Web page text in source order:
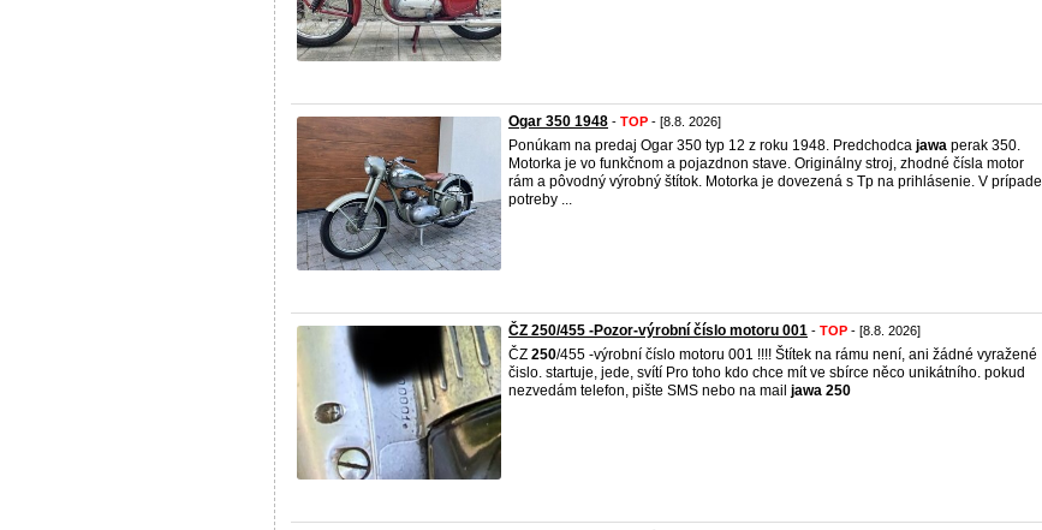
Ogar 350 1948 - TOP - [8.8. 2026]
Ponúkam na predaj Ogar 350 typ 12 z roku 1948. Predchodca jawa perak 350.
Motorka je vo funkčnom a pojazdnon stave. Originálny stroj, zhodné čísla motor
rám a pôvodný výrobný štítok. Motorka je dovezená s Tp na prihlásenie. V prípade
potreby ...
ČZ 250/455 -Pozor-výrobní číslo motoru 001 - TOP - [8.8. 2026]
ČZ 250/455 -výrobní číslo motoru 001 !!!! Štítek na rámu není, ani žádné vyražené
čislo. startuje, jede, svítí Pro toho kdo chce mít ve sbírce něco unikátního. pokud
nezvedám telefon, pište SMS nebo na mail jawa 250